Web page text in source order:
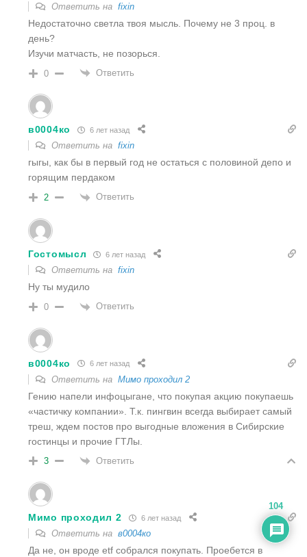
Ответить на fixin
Недостаточно светла твоя мысль. Почему не 3 проц. в
день?
Изучи матчасть, не позорься.
0 Ответить
в0004ко 6 лет назад
Ответить на fixin
гыгы, как бы в первый год не остаться с половиной депо и
горящим пердаком
2 Ответить
Гостомысл 6 лет назад
Ответить на fixin
Ну ты мудило
0 Ответить
в0004ко 6 лет назад
Ответить на Мимо проходил 2
Гению напели инфоцыгане, что покупая акцию покупаешь
«частичку компании». Т.к. пингвин всегда выбирает самый
треш, ждем постов про выгодные вложения в Сибирские
гостинцы и прочие ГТЛы.
3 Ответить
Мимо проходил 2 6 лет назад
Ответить на в0004ко
Да не, он вроде etf собрался покупать. Проебется в
104